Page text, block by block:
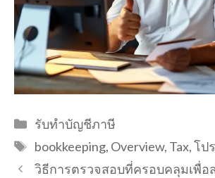
Categories
รับทำบัญชีภาษี
Tags
bookkeeping, Overview, Tax,โป
วิธีการตรวจสอบที่ครอบคลุมเพื่อ